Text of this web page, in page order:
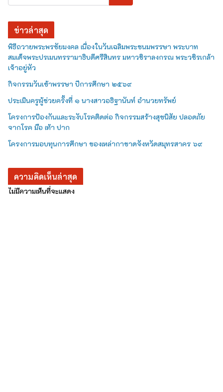
ข่าวล่าสุด
พิธีถวายพระพรชัยมงคล เนื่องในวันเฉลิมพระชนมพรรษา พระบาท
สมเด็จพระปรเมนทรรามาธิบดีศรีสินทร มหาวชิราลงกรณ พระวชิรเกล้า
เจ้าอยู่หัว
กิจกรรมวันเข้าพรรษา ปีการศึกษา ๒๕๖๙
ประเมินครูผู้ช่วยครั้งที่ ๑ นางสาวอธิฐานันท์ อำนวยทรัพย์
โครงการป้องกันและระงับโรคติดต่อ กิจกรรมสร้างสุขนิสัย ปลอดภัย
จากโรค มือ เท้า ปาก
โครงการมอบทุนการศึกษา ของเหล่ากาชาดจังหวัดสมุทรสาคร ๖๙
ความคิดเห็นล่าสุด
ไม่มีความเห็นที่จะแสดง